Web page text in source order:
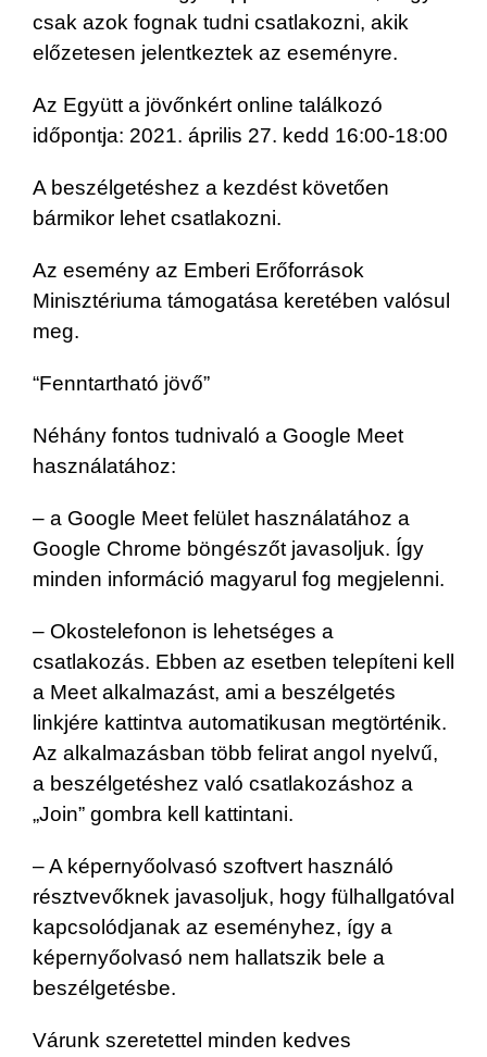
csak azok fognak tudni csatlakozni, akik
előzetesen jelentkeztek az eseményre.
Az Együtt a jövőnkért online találkozó
időpontja: 2021. április 27. kedd 16:00-18:00
A beszélgetéshez a kezdést követően
bármikor lehet csatlakozni.
Az esemény az Emberi Erőforrások
Minisztériuma támogatása keretében valósul
meg.
“Fenntartható jövő”
Néhány fontos tudnivaló a Google Meet
használatához:
– a Google Meet felület használatához a
Google Chrome böngészőt javasoljuk. Így
minden információ magyarul fog megjelenni.
– Okostelefonon is lehetséges a
csatlakozás. Ebben az esetben telepíteni kell
a Meet alkalmazást, ami a beszélgetés
linkjére kattintva automatikusan megtörténik.
Az alkalmazásban több felirat angol nyelvű,
a beszélgetéshez való csatlakozáshoz a
„Join” gombra kell kattintani.
– A képernyőolvasó szoftvert használó
résztvevőknek javasoljuk, hogy fülhallgatóval
kapcsolódjanak az eseményhez, így a
képernyőolvasó nem hallatszik bele a
beszélgetésbe.
Várunk szeretettel minden kedves